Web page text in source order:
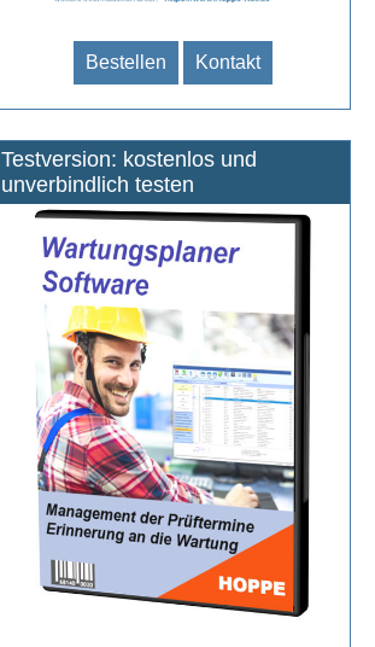
Bestellen Kontakt
Testversion: kostenlos und
unverbindlich testen